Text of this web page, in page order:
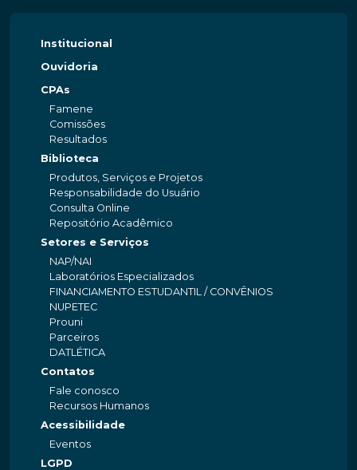
Institucional
Ouvidoria
CPAs
Famene
Comissões
Resultados
Biblioteca
Produtos, Serviços e Projetos
Responsabilidade do Usuário
Consulta Online
Repositório Acadêmico
Setores e Serviços
NAP/NAI
Laboratórios Especializados
FINANCIAMENTO ESTUDANTIL / CONVÊNIOS
NUPETEC
Prouni
Parceiros
DATLÉTICA
Contatos
Fale conosco
Recursos Humanos
Acessibilidade
Eventos
LGPD